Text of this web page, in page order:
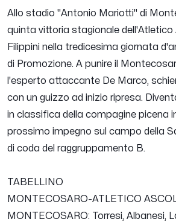
Allo stadio "Antonio Mariotti" di
quinta vittoria stagionale dell'Atletico
Filippini nella tredicesima giornata
di Promozione. A punire il
l'esperto attaccante De Marco,
con un guizzo ad inizio ripresa.
in classifica della compagine picena
prossimo impegno sul campo della
di coda del raggruppamento B.
TABELLINO
MONTECOSARO-ATLETICO
MONTECOSARO: Torresi, Albanesi,